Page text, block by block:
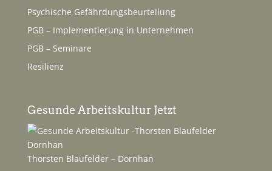
Psychische Gefährdungsbeurteilung
PGB – Implementierung in Unternehmen
PGB – Seminare
Resilienz
Gesunde Arbeitskultur Jetzt
Thorsten Blaufelder – Dornhan